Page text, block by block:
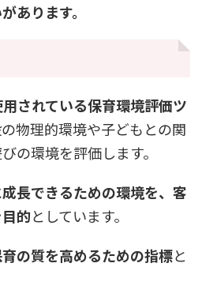
あります。
されている保育環境評価ツ
物理的環境や子どもとの関
の環境を評価します。
長できるための環境を、客
的としています。
の質を高めるための指標と